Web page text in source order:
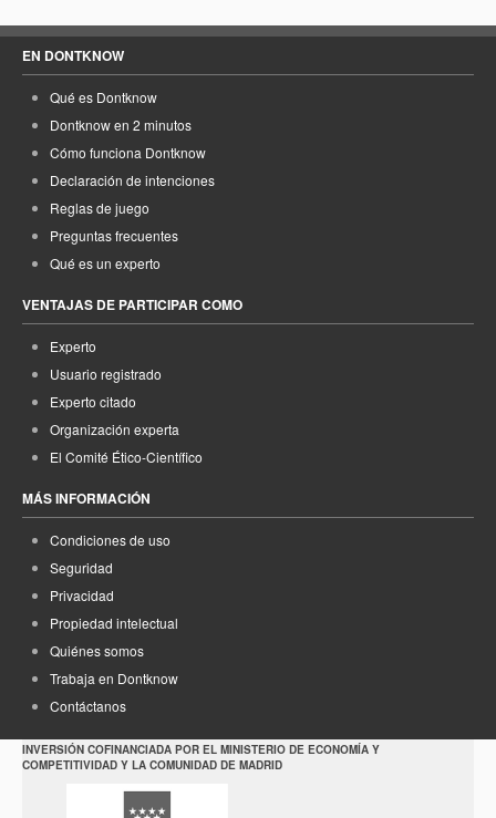
EN DONTKNOW
Qué es Dontknow
Dontknow en 2 minutos
Cómo funciona Dontknow
Declaración de intenciones
Reglas de juego
Preguntas frecuentes
Qué es un experto
VENTAJAS DE PARTICIPAR COMO
Experto
Usuario registrado
Experto citado
Organización experta
El Comité Ético-Científico
MÁS INFORMACIÓN
Condiciones de uso
Seguridad
Privacidad
Propiedad intelectual
Quiénes somos
Trabaja en Dontknow
Contáctanos
INVERSIÓN COFINANCIADA POR EL MINISTERIO DE ECONOMÍA Y
COMPETITIVIDAD Y LA COMUNIDAD DE MADRID